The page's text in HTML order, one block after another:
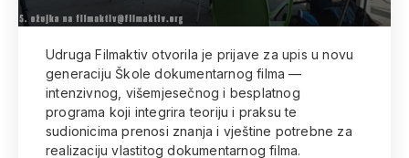
Udruga Filmaktiv otvorila je prijave za upis u novu
generaciju Škole dokumentarnog filma —
intenzivnog, višemjesečnog i besplatnog
programa koji integrira teoriju i praksu te
sudionicima prenosi znanja i vještine potrebne za
realizaciju vlastitog dokumentarnog filma.